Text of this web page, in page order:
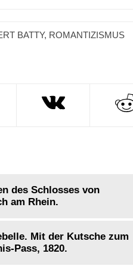
BATTY, ROMANTIZISMUS
des Schlosses von
am Rhein.
Mit der Kutsche zum
Pass, 1820.